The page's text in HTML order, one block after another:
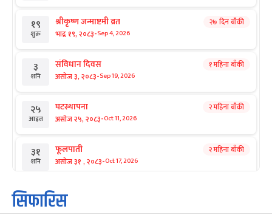
१९
शुक्र
श्रीकृष्ण जन्माष्टमी व्रत
भाद्र १९, २०८३-Sep 4, 2026
२७ दिन बाँकी
३
शनि
संविधान दिवस
असोज ३, २०८३-Sep 19, 2026
१ महिना बाँकी
२५
आइत
घटस्थापना
असोज २५, २०८३-Oct 11, 2026
२ महिना बाँकी
३१
शनि
फूलपाती
असोज ३१ , २०८३-Oct 17, 2026
२ महिना बाँकी
१
आइत
कार्तिक सङ्क्रान्ति
कार्तिक १, २०८३
सिफारिस